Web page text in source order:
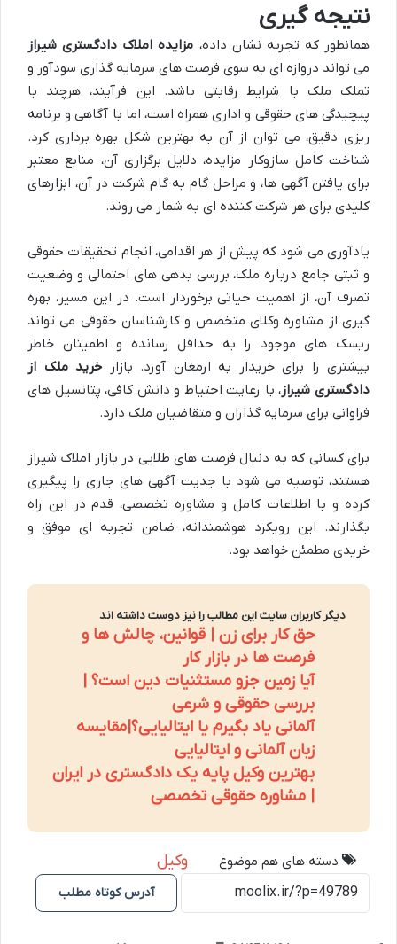
نتیجه گیری
همانطور که تجربه نشان داده، مزایده املاک دادگستری شیراز
می تواند دروازه ای به سوی فرصت های سرمایه گذاری سودآور و
تملک ملک با شرایط رقابتی باشد. این فرآیند، هرچند با
پیچیدگی های حقوقی و اداری همراه است، اما با آگاهی و برنامه
ریزی دقیق، می توان از آن به بهترین شکل بهره برداری کرد.
شناخت کامل سازوکار مزایده، دلایل برگزاری آن، منابع معتبر
برای یافتن آگهی ها، و مراحل گام به گام شرکت در آن، ابزارهای
کلیدی برای هر شرکت کننده ای به شمار می روند.
یادآوری می شود که پیش از هر اقدامی، انجام تحقیقات حقوقی
و ثبتی جامع درباره ملک، بررسی بدهی های احتمالی و وضعیت
تصرف آن، از اهمیت حیاتی برخوردار است. در این مسیر، بهره
گیری از مشاوره وکلای متخصص و کارشناسان حقوقی می تواند
ریسک های موجود را به حداقل رسانده و اطمینان خاطر
بیشتری را برای خریدار به ارمغان آورد. بازار خرید ملک از
دادگستری شیراز، با رعایت احتیاط و دانش کافی، پتانسیل های
فراوانی برای سرمایه گذاران و متقاضیان ملک دارد.
برای کسانی که به دنبال فرصت های طلایی در بازار املاک شیراز
هستند، توصیه می شود با جدیت آگهی های جاری را پیگیری
کرده و با اطلاعات کامل و مشاوره تخصصی، قدم در این راه
بگذارند. این رویکرد هوشمندانه، ضامن تجربه ای موفق و
خریدی مطمئن خواهد بود.
دیگر کاربران سایت این مطالب را نیز دوست داشته اند
حق کار برای زن | قوانین، چالش ها و
فرصت ها در بازار کار
آیا زمین جزو مستثنیات دین است؟ |
بررسی حقوقی و شرعی
آلمانی یاد بگیرم یا ایتالیایی؟|مقایسه
زبان آلمانی و ایتالیایی
بهترین وکیل پایه یک دادگستری در ایران
| مشاوره حقوقی تخصصی
دسته های هم موضوع وکیل
آدرس کوتاه مطلب